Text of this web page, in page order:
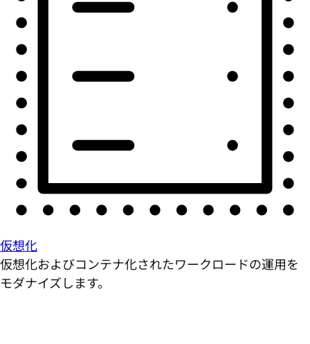
仮想化
仮想化およびコンテナ化されたワークロードの運用を
モダナイズします。